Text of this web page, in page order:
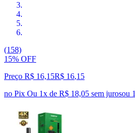
(158)
15% OFF
Preço R$ 16,15R$ 16,15
no Pix Ou 1x de R$ 18,05 sem jurosou 1